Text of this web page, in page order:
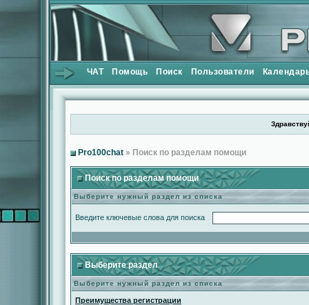
ЧАТ Помощь Поиск Пользователи
Pro100chat » Поиск по разделам помощи
Поиск по разделам помощи
Выберите нужный раздел из списка
Введите ключевые слова для поиска
Выберите раздел
Выберите нужный раздел из списка
Преимущества регистрации